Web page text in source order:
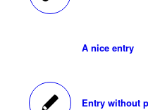
A nice entry
Entry without